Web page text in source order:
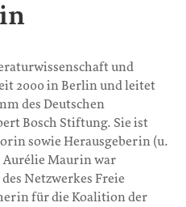
und
2000 in Berlin und leitet
des Deutschen
Bosch Stiftung. Sie ist
sowie Herausgeberin (u.
Aurélie Maurin war
Netzwerkes Freie
für die Koalition der